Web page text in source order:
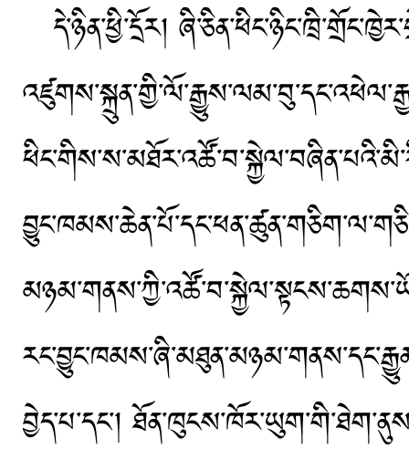
དེ་ཉིན་ཕྱི་དྲོར།
བྱེད་པ་དང་།